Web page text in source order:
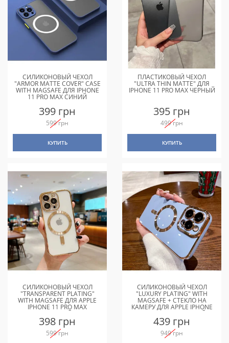
СИЛИКОНОВЫЙ ЧЕХОЛ
"ARMOR MATTE COVER" CASE
WITH MAGSAFE ДЛЯ IPHONE
11 PRO MAX СИНИЙ
399 грн
599 грн
КУПИТЬ
ПЛАСТИКОВЫЙ ЧЕХОЛ
"ULTRA THIN MATTE" ДЛЯ
IPHONE 11 PRO MAX ЧЕРНЫЙ
395 грн
499 грн
КУПИТЬ
СИЛИКОНОВЫЙ ЧЕХОЛ
"TRANSPARENT PLATING"
WITH MAGSAFE ДЛЯ APPLE
IPHONE 11 PRO MAX
ЗОЛОТОЙ
398 грн
599 грн
СИЛИКОНОВЫЙ ЧЕХОЛ
"LUXURY PLATING" WITH
MAGSAFE + СТЕКЛО НА
КАМЕРУ ДЛЯ APPLE IPHONE
11 PRO MAX СТАЛЬНОЙ-
СИНИЙ
439 грн
949 грн